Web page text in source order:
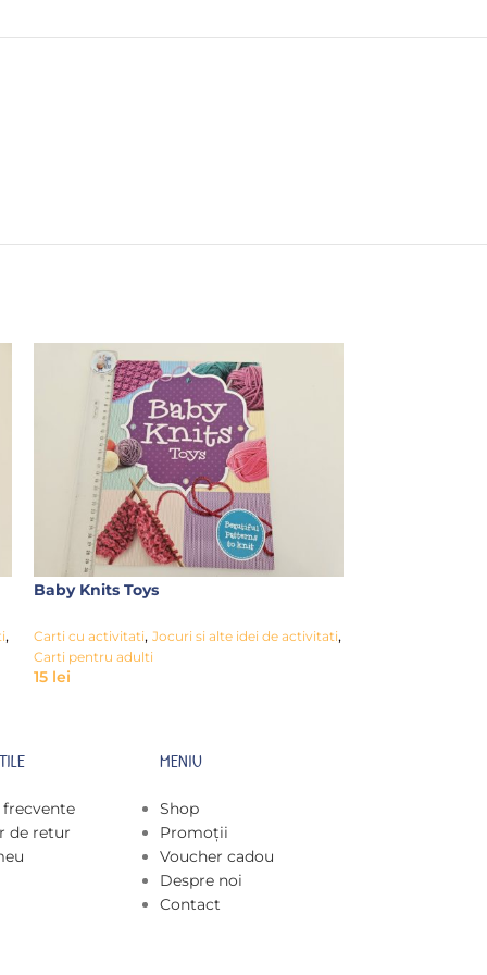
,
Baby Knits Toys
Carti cu activitati, Jocuri si alte idei de activitati,
Carti pentru adulti
15 lei
de retur
MENIU
Shop
Promoții
Voucher cadou
Despre noi
Contact